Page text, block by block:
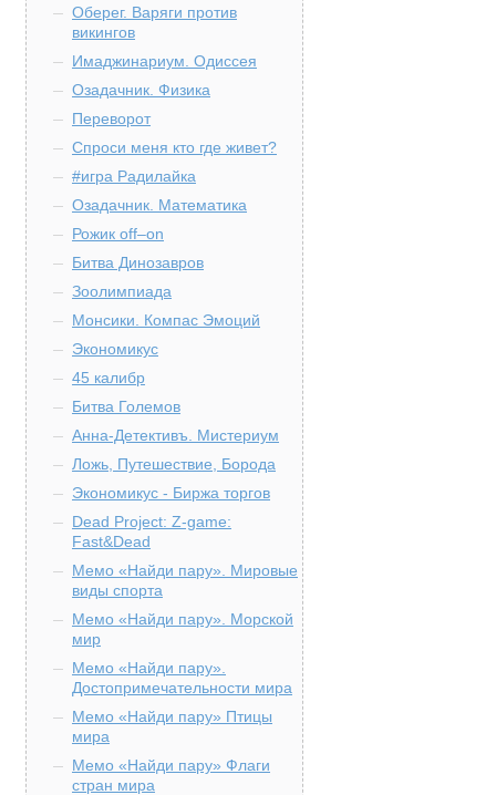
Оберег. Варяги против
викингов
Имаджинариум. Одиссея
Озадачник. Физика
Переворот
Спроси меня кто где живет?
#игра Радилайка
Озадачник. Математика
Рожик off–on
Битва Динозавров
Зоолимпиада
Монсики. Компас Эмоций
Экономикус
45 калибр
Битва Големов
Анна-Детективъ. Мистериум
Ложь, Путешествие, Борода
Экономикус - Биржа торгов
Dead Project: Z-game:
Fast&Dead
Мемо «Найди пару». Мировые
виды спорта
Мемо «Найди пару». Морской
мир
Мемо «Найди пару».
Достопримечательности мира
Мемо «Найди пару» Птицы
мира
Мемо «Найди пару» Флаги
стран мира